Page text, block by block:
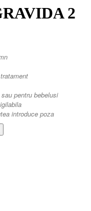
2
pentru bebelusi
introduce poza